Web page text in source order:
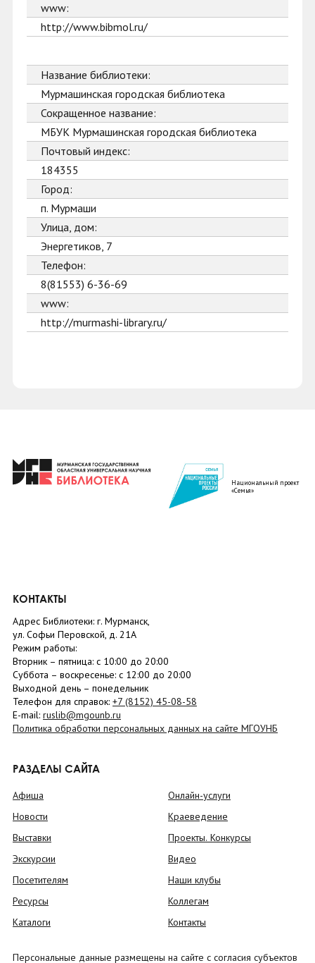
www:
http://www.bibmol.ru/
Название библиотеки:
Мурмашинская городская библиотека
Сокращенное название:
МБУК Мурмашинская городская библиотека
Почтовый индекс:
184355
Город:
п. Мурмаши
Улица, дом:
Энергетиков, 7
Телефон:
8(81553) 6-36-69
www:
http://murmashi-library.ru/
Национальный проект
«Семья»
КОНТАКТЫ
Адрес Библиотеки: г. Мурманск,
ул. Софьи Перовской, д. 21А
Режим работы:
Вторник – пятница: с 10:00 до 20:00
Суббота – воскресенье: c 12:00 до 20:00
Выходной день – понедельник
Телефон для справок: +7 (8152) 45-08-58
E-mail: ruslib@mgounb.ru
Политика обработки персональных данных на сайте МГОУНБ
РАЗДЕЛЫ САЙТА
Афиша
Новости
Выставки
Экскурсии
Посетителям
Ресурсы
Каталоги
Онлайн-услуги
Краеведение
Проекты. Конкурсы
Видео
Наши клубы
Коллегам
Контакты
Персональные данные размещены на сайте с согласия субъектов